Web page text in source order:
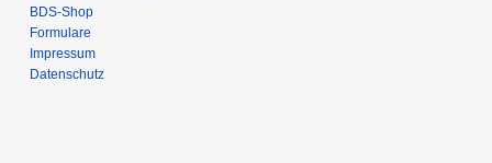
BDS-Shop
Formulare
Impressum
Datenschutz